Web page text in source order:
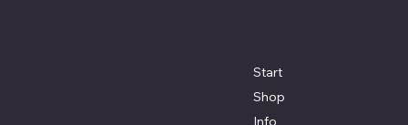
Start
Shop